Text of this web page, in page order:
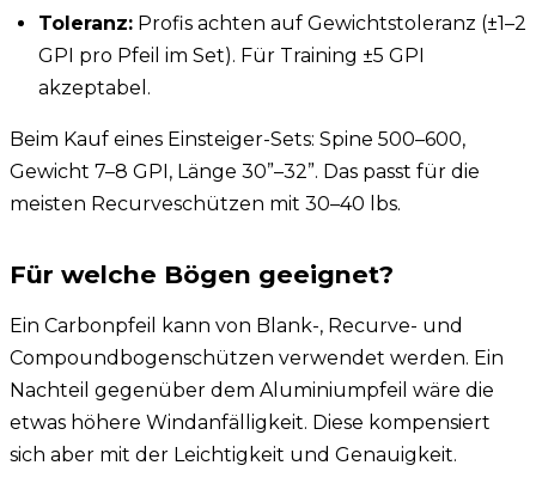
Toleranz: Profis achten auf Gewichtstoleranz (±1–2
GPI pro Pfeil im Set). Für Training ±5 GPI
akzeptabel.
Beim Kauf eines Einsteiger-Sets: Spine 500–600,
Gewicht 7–8 GPI, Länge 30”–32”. Das passt für die
meisten Recurveschützen mit 30–40 lbs.
Für welche Bögen geeignet?
Ein Carbonpfeil kann von Blank-, Recurve- und
Compoundbogenschützen verwendet werden. Ein
Nachteil gegenüber dem Aluminiumpfeil wäre die
etwas höhere Windanfälligkeit. Diese kompensiert
sich aber mit der Leichtigkeit und Genauigkeit.